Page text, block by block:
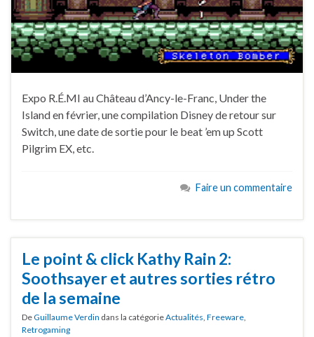
Expo R.É.MI au Château d’Ancy-le-Franc, Under the
Island en février, une compilation Disney de retour sur
Switch, une date de sortie pour le beat ’em up Scott
Pilgrim EX, etc.
Faire un commentaire
Le point & click Kathy Rain 2:
Soothsayer et autres sorties rétro
de la semaine
DeGuillaume Verdin dans la catégorieActualités Freeware
Retrogaming